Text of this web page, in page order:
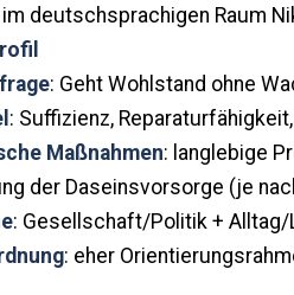
deutschsprachigen Raum
: Geht Wohlstand ohne
: Suffizienz,
Maßnahmen: langlebige
der Daseinsvorsorge (je
: Gesellschaft/Politik + Alltag/
: eher